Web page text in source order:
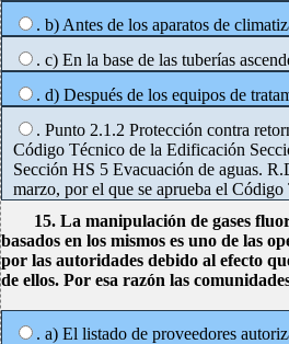
. b) Antes de los aparatos de
. c) En la base de las tuberías
. d) Después de los equipos de
. Punto 2.1.2 Protección contra
Código Técnico de la Edificación
Sección HS 5 Evacuación de aguas.
marzo, por el que se aprueba el
15. La manipulación de gases
basados en los mismos es uno de las
por las autoridades debido al efecto
de ellos. Por esa razón las
. a) El listado de proveedores